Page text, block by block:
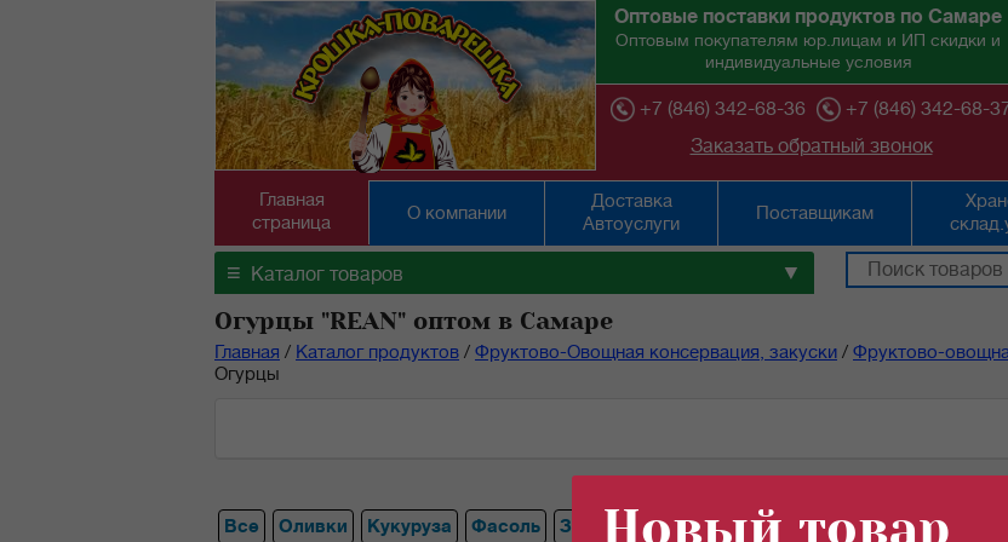
Оптовые поставки продуктов по Самаре
Оптовым покупателям юр.лицам и ИП скидки и
индивидуальные условия
+7 (846) 342-68-36
+7 (846) 342-68-
Заказать обратный звонок
Главная
страница
О компании
Доставка
Автоуслуги
Поставщикам
≡ Каталог товаров ▼
Огурцы "REAN" оптом в Самаре
Главная / Каталог продуктов / Фруктово-Овощная консервация, закуски / Фруктово-
Огурцы
Все Оливки Кукуруза Фасоль Зеленый Томаты Грибы Ананасы Огурцы